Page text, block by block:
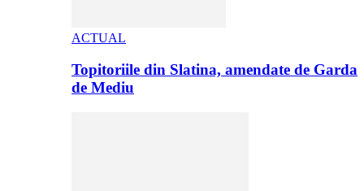
ACTUAL
Topitoriile din Slatina, amendate de Garda
de Mediu